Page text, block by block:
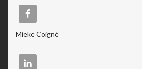
Mieke Coigné